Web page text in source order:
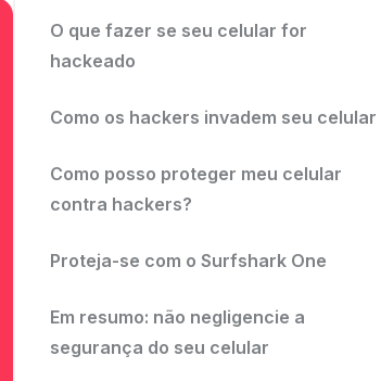
O que fazer se seu celular for
hackeado
Como os hackers invadem seu celular
Como posso proteger meu celular
contra hackers?
Proteja-se com o Surfshark One
Em resumo: não negligencie a
segurança do seu celular